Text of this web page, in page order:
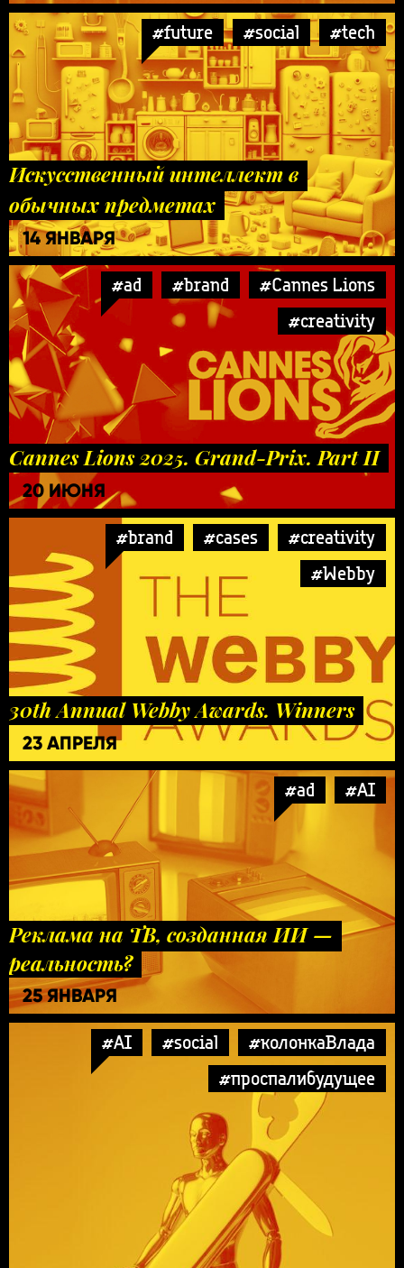
#future #social #tech
Искусственный интеллект в
обычных предметах
14 ЯНВАРЯ
#ad #brand
#Cannes Lions
#creativity
Cannes Lions 2025. Grand-Prix. Part II
20 ИЮНЯ
#brand #cases
#creativity
#Webby
30th Annual Webby Awards. Winners
23 АПРЕЛЯ
#ad #AI
Реклама на ТВ, созданная ИИ —
реальность?
25 ЯНВАРЯ
#AI #social
#колонкаВлада
#проспалибудущее